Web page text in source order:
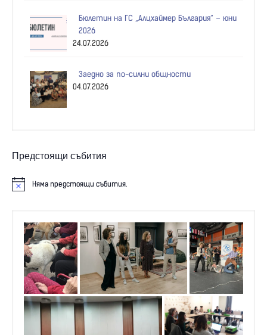
Бюлетин на ГС „Алцхаймер България“ – юни
2026
24.07.2026
Заедно за по-силни общности
04.07.2026
Предстоящи събития
Няма предстоящи събития.